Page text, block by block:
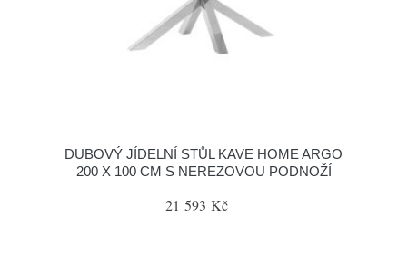
DUBOVÝ JÍDELNÍ STŮL KAVE HOME ARGO
200 X 100 CM S NEREZOVOU PODNOŽÍ
21 593 Kč